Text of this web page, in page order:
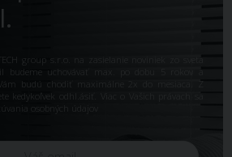
group s.r.o. na zasielanie noviniek zo sveta
budeme uchovávať max. po dobu 5 rokov a
budú chodiť maximálne 2x do mesiaca. Z
kedykoľvek odhl.ásiť. Viac o Vašich právach sa
osobných údajov